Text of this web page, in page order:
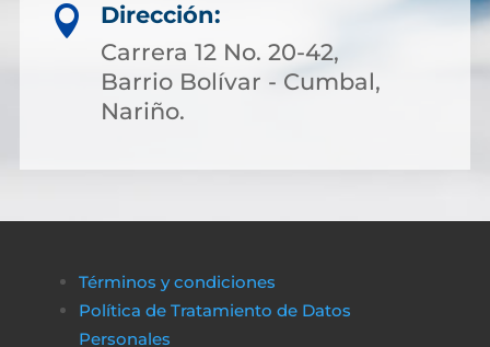

Dirección:
Carrera 12 No. 20-42,
Barrio Bolívar - Cumbal,
Nariño.
Términos y condiciones
Política de Tratamiento de Datos
Personales